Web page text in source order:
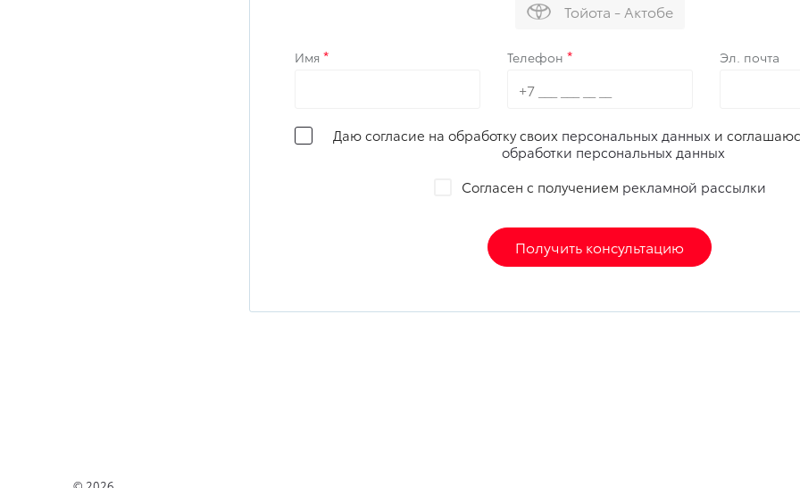
Тойота - Актобе
Имя Телефон Эл. почта
Даю согласие на обработку своих персональных данных и
обработки персональных данных
Согласен с получением рекламной рассылки
Получить консультацию